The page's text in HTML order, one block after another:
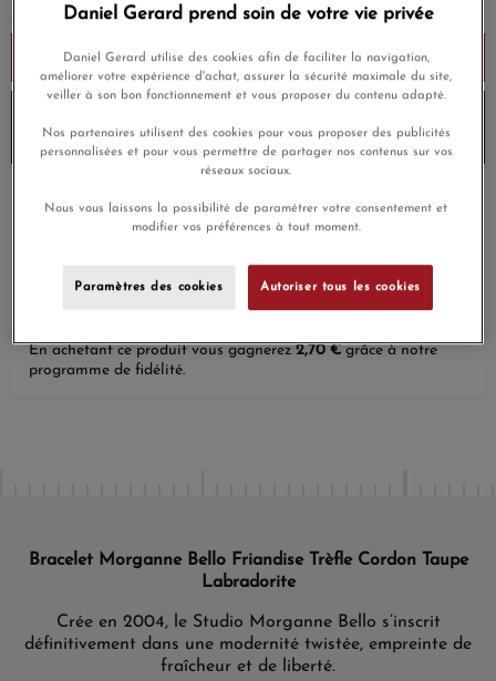
Ajouter au panier
Morganne-belloetEnvoi sous 6 à 8 jours
Livraison gratuite
Payez en 4x ou 10x
sans frais
Satisfait ou
remboursé
En achetant ce produit vous gagnerez2,70 €grâce à notre
programme de fidélité.
Bracelet Morganne Bello Friandise Trèfle Cordon Taupe
Labradorite
Crée en 2004, le Studio Morganne Bello s’inscrit
définitivement dans une modernité twistée, empreinte de
fraîcheur et de liberté.
Daniel Gerard prend soin de votre vie privée
Daniel Gerard utilise des cookies afin de faciliter la navigation,
améliorer votre expérience d'achat, assurer la sécurité maximale du site,
veiller à son bon fonctionnement et vous proposer du contenu adapté.
Nos partenaires utilisent des cookies pour vous proposer des publicités
personnalisées et pour vous permettre de partager nos contenus sur vos
réseaux sociaux.
Nous vous laissons la possibilité de paramétrer votre consentement et
modifier vos préférences à tout moment.
Paramètres des cookies Autoriser tous les cookies